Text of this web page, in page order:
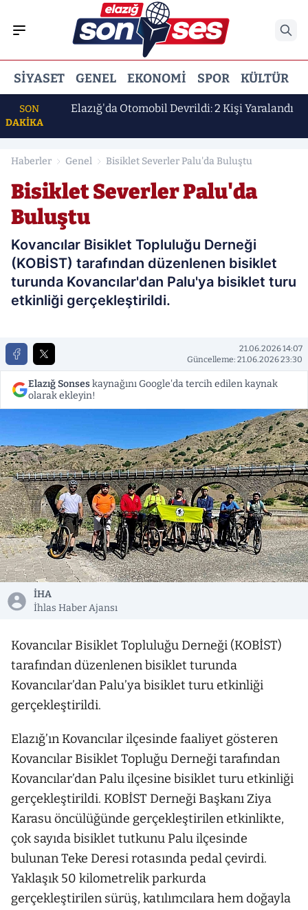
SIYASET GENEL EKONOMI SPOR KÜLTÜR
SON
DAKİKA
Elazığ'da Otomobil Devrildi: 2 Kişi Yaralandı
Haberler Genel Bisiklet Severler Palu'da Buluştu
Bisiklet Severler Palu'da
Buluştu
Kovancılar Bisiklet Topluluğu Derneği
(KOBİST) tarafından düzenlenen bisiklet
turunda Kovancılar'dan Palu'ya bisiklet turu
etkinliği gerçekleştirildi.
21.06.2026 14:07
Güncelleme: 21.06.2026 23:30
Elazığ Sonseskaynağını Google'da tercih edilen kaynak
olarak ekleyin!
İHA
İhlas Haber Ajansı
Kovancılar Bisiklet Topluluğu Derneği (KOBİST)
tarafından düzenlenen bisiklet turunda
Kovancılar’dan Palu’ya bisiklet turu etkinliği
gerçekleştirildi.
Elazığ’ın Kovancılar ilçesinde faaliyet gösteren
Kovancılar Bisiklet Topluğu Derneği tarafından
Kovancılar’dan Palu ilçesine bisiklet turu etkinliği
gerçekleştirildi. KOBİST Derneği Başkanı Ziya
Karasu öncülüğünde gerçekleştirilen etkinlikte,
çok sayıda bisiklet tutkunu Palu ilçesinde
bulunan Teke Deresi rotasında pedal çevirdi.
Yaklaşık 50 kilometrelik parkurda
gerçekleştirilen sürüş, katılımcılara hem doğayla